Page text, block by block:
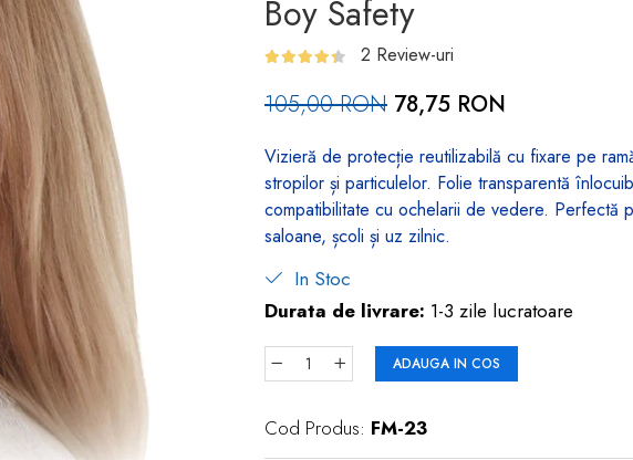
Boy Safety
2 Review-uri
105,00 RON 78,75 RON
Vizieră de protecție reutilizabilă cu fixare pe
stropilor și particulelor. Folie transparentă
compatibilitate cu ochelarii de vedere. Perfectă
saloane, școli și uz zilnic.
In Stoc
Durata de livrare: 1-3 zile lucratoare
ADAUGA IN COS
Cod Produs: FM-23